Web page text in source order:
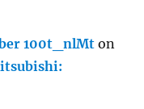
100t_nlMt on